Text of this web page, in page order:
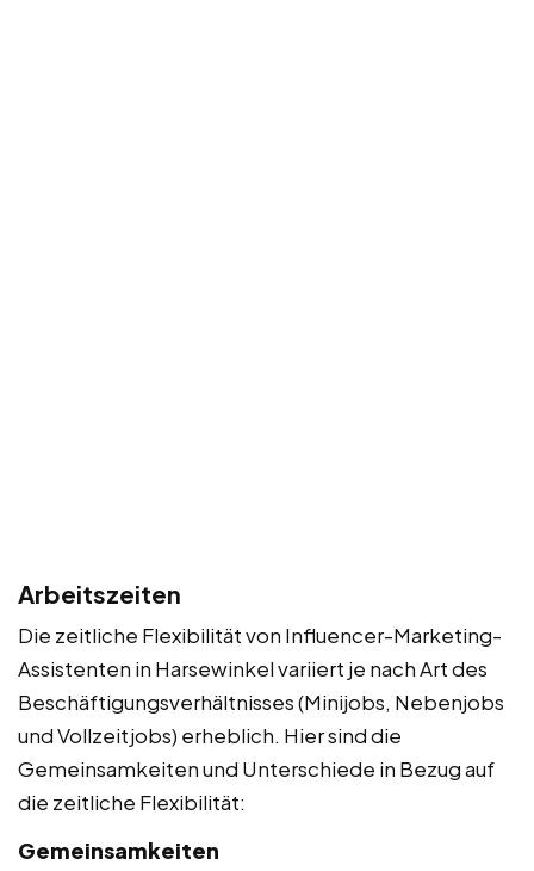
Arbeitszeiten
Die zeitliche Flexibilität von Influencer-Marketing-
Assistenten in Harsewinkel variiert je nach Art des
Beschäftigungsverhältnisses (Minijobs, Nebenjobs
und Vollzeitjobs) erheblich. Hier sind die
Gemeinsamkeiten und Unterschiede in Bezug auf
die zeitliche Flexibilität:
Gemeinsamkeiten